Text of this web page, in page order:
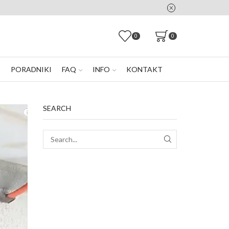
0 0
PORADNIKI FAQ INFO KONTAKT
SEARCH
SEARCH